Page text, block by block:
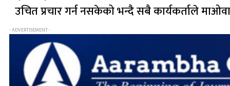
उचित प्रचार गर्न नसकेको भन्दै सबै कार्यकर्ताले
- ADVERTISEMENT -